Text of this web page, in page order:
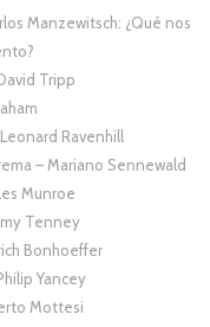
Manzewitsch: ¿Qué nos
Tripp
Ravenhill
– Mariano Sennewald
Munroe
Tenney
Bonhoeffer
Yancey
Mottesi